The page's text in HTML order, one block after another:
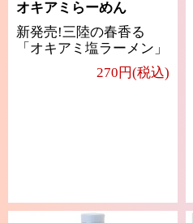
オキアミらーめん
新発売!三陸の春香る
「オキアミ塩ラーメン」
270円(税込)